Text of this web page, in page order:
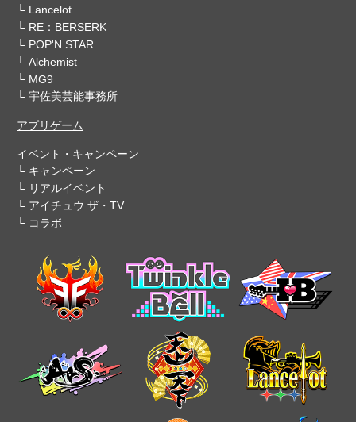
Lancelot
RE：BERSERK
POP'N STAR
Alchemist
MG9
宇佐美芸能事務所
アプリゲーム
イベント・キャンペーン
キャンペーン
リアルイベント
アイチュウ ザ・TV
コラボ